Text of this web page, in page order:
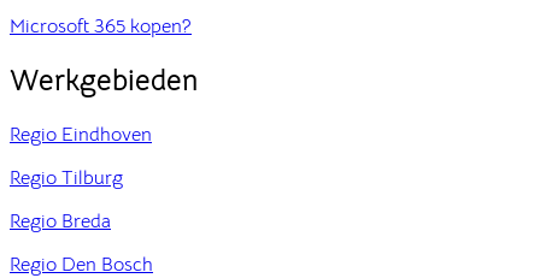
Microsoft 365 kopen?
Werkgebieden
Regio Eindhoven
Regio Tilburg
Regio Breda
Regio Den Bosch